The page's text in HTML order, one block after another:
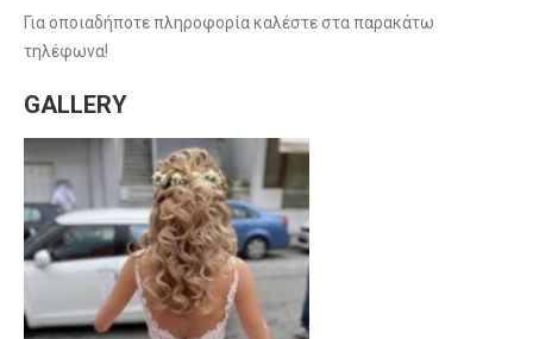
Για οποιαδήποτε πληροφορία καλέστε στα παρακάτω
τηλέφωνα!
GALLERY